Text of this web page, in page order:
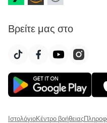
Βρείτε μας στο
ΙστολόγιοΚέντρο βοήθειας